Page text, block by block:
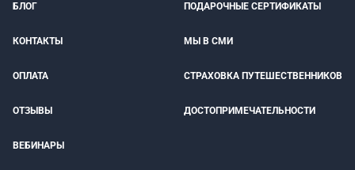
БЛОГ ПОДАРОЧНЫЕ СЕРТИФИКАТЫ
КОНТАКТЫ МЫ В СМИ
ОПЛАТА СТРАХОВКА ПУТЕШЕСТВЕННИКОВ
ОТЗЫВЫ ДОСТОПРИМЕЧАТЕЛЬНОСТИ
ВЕБИНАРЫ